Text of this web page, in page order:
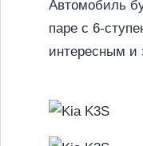
Автомобиль
паре с 6-
интересным и